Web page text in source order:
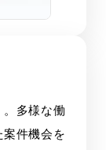
。多様な働
案件機会を